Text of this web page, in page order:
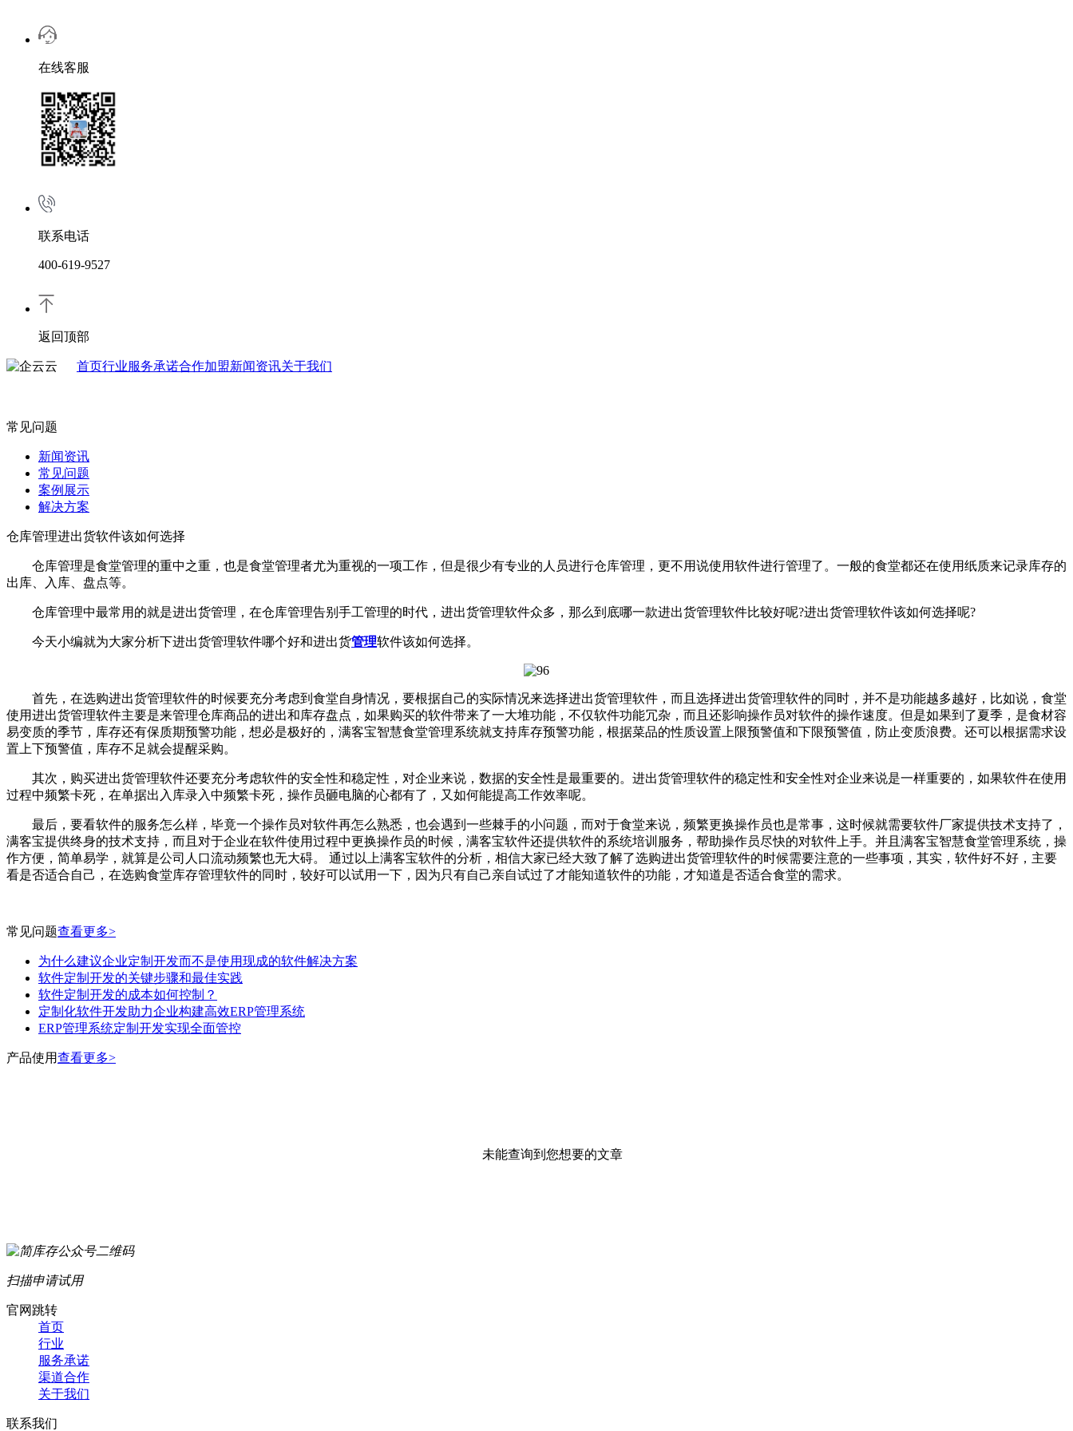
在线客服
联系电话
400-619-9527
返回顶部
首页行业服务承诺合作加盟新闻资讯关于我们
常见问题
新闻资讯
常见问题
案例展示
解决方案
仓库管理进出货软件该如何选择
仓库管理是食堂管理的重中之重，也是食堂管理者尤为重视的一项工作，但是很少有专业的人员进行仓库管理，更不用说使用软件进行管理了。一般的食堂都还在使用纸质来记录库存的
出库、入库、盘点等。
仓库管理中最常用的就是进出货管理，在仓库管理告别手工管理的时代，进出货管理软件众多，那么到底哪一款进出货管理软件比较好呢?进出货管理软件该如何选择呢?
今天小编就为大家分析下进出货管理软件哪个好和进出货管理软件该如何选择。
首先，在选购进出货管理软件的时候要充分考虑到食堂自身情况，要根据自己的实际情况来选择进出货管理软件，而且选择进出货管理软件的同时，并不是功能越多越好，比如说，食堂
使用进出货管理软件主要是来管理仓库商品的进出和库存盘点，如果购买的软件带来了一大堆功能，不仅软件功能冗杂，而且还影响操作员对软件的操作速度。但是如果到了夏季，是食材容
易变质的季节，库存还有保质期预警功能，想必是极好的，满客宝智慧食堂管理系统就支持库存预警功能，根据菜品的性质设置上限预警值和下限预警值，防止变质浪费。还可以根据需求设
置上下预警值，库存不足就会提醒采购。
其次，购买进出货管理软件还要充分考虑软件的安全性和稳定性，对企业来说，数据的安全性是最重要的。进出货管理软件的稳定性和安全性对企业来说是一样重要的，如果软件在使用
过程中频繁卡死，在单据出入库录入中频繁卡死，操作员砸电脑的心都有了，又如何能提高工作效率呢。
最后，要看软件的服务怎么样，毕竟一个操作员对软件再怎么熟悉，也会遇到一些棘手的小问题，而对于食堂来说，频繁更换操作员也是常事，这时候就需要软件厂家提供技术支持了，
满客宝提供终身的技术支持，而且对于企业在软件使用过程中更换操作员的时候，满客宝软件还提供软件的系统培训服务，帮助操作员尽快的对软件上手。并且满客宝智慧食堂管理系统，操
作方便，简单易学，就算是公司人口流动频繁也无大碍。 通过以上满客宝软件的分析，相信大家已经大致了解了选购进出货管理软件的时候需要注意的一些事项，其实，软件好不好，主要
看是否适合自己，在选购食堂库存管理软件的同时，较好可以试用一下，因为只有自己亲自试过了才能知道软件的功能，才知道是否适合食堂的需求。
常见问题查看更多>
为什么建议企业定制开发而不是使用现成的软件解决方案
软件定制开发的关键步骤和最佳实践
软件定制开发的成本如何控制？
定制化软件开发助力企业构建高效ERP管理系统
ERP管理系统定制开发实现全面管控
产品使用查看更多>
未能查询到您想要的文章
扫描申请试用
官网跳转
首页
行业
服务承诺
渠道合作
关于我们
联系我们